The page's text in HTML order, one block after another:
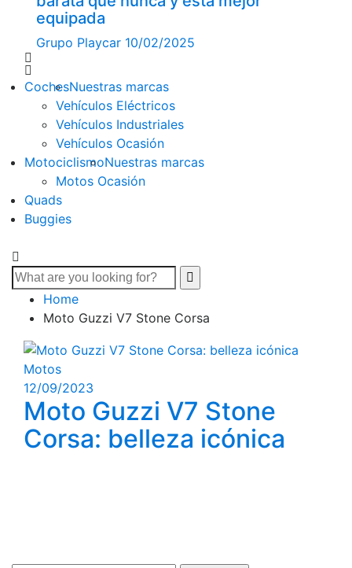
equipada
Grupo Playcar 10/02/2025
CochesNuestras marcas
Vehículos Eléctricos
Vehículos Industriales
Vehículos Ocasión
MotociclismoNuestras marcas
Motos Ocasión
Quads
Buggies
Home
Moto Guzzi V7 Stone Corsa
Motos
12/09/2023
Moto Guzzi V7 Stone
Corsa: belleza icónica